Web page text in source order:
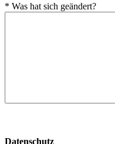
* Was hat sich geändert?
dieses
Datenschutz